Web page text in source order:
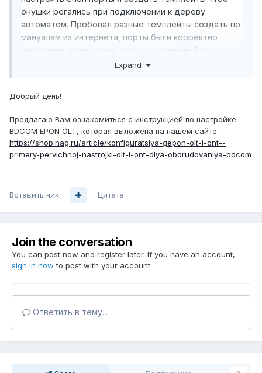
онушки регались при подключении к дереву
автоматом. Пробовал разные темплейты создать по
мануалам из интернета, порты были корректно
настроены но интернета за онушками не было.
Второй вопрос: нужно ли навешивать каждой онушке
все что нужно, кроме епон портов и темплейтов:
Expand
Добрый день!
Предлагаю Вам ознакомиться с инструкцией по настройке
BDCOM EPON OLT, которая выложена на нашем сайте.
https://shop.nag.ru/article/konfiguratsiya-gepon-olt-i-ont--
primery-pervichnoj-nastrojki-olt-i-ont-dlya-oborudovaniya-bdcom
Вставить ник Цитата
Join the conversation
You can post now and register later. If you have an account,
sign in now to post with your account.
Ответить в тему...